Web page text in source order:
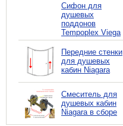
Сифoн для
душевых
поддонов
Tempoplex Viega
Передние стенки
для душевых
кабин Niagara
Смеситель для
душевых кабин
Niagara в сборе